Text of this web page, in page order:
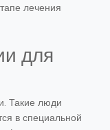
лечения
для
Такие люди
в специальной